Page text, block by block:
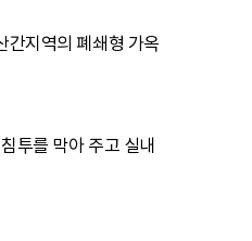
간지역의 폐쇄형 가옥
투를 막아 주고 실내